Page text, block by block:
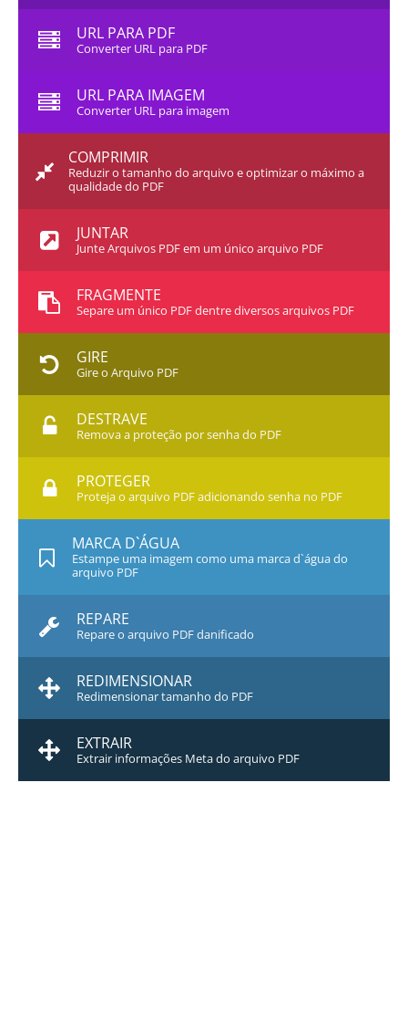
URL PARA PDF
Converter URL para PDF
URL PARA IMAGEM
Converter URL para imagem
COMPRIMIR
Reduzir o tamanho do arquivo e optimizar o máximo a
qualidade do PDF
JUNTAR
Junte Arquivos PDF em um único arquivo PDF
FRAGMENTE
Separe um único PDF dentre diversos arquivos PDF
GIRE
Gire o Arquivo PDF
DESTRAVE
Remova a proteção por senha do PDF
PROTEGER
Proteja o arquivo PDF adicionando senha no PDF
MARCA D`ÁGUA
Estampe uma imagem como uma marca d`água do
arquivo PDF
REPARE
Repare o arquivo PDF danificado
REDIMENSIONAR
Redimensionar tamanho do PDF
EXTRAIR
Extrair informações Meta do arquivo PDF